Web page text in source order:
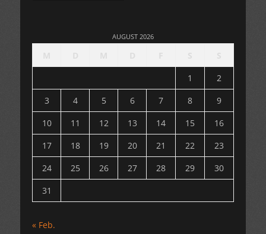
AUGUST 2026
1
2
3
4 5 6 7 8
9
10
11 12 13 14 15
16
17
18 19 20 21 22
23
24
25 26 27 28 29
30
31
« Feb.